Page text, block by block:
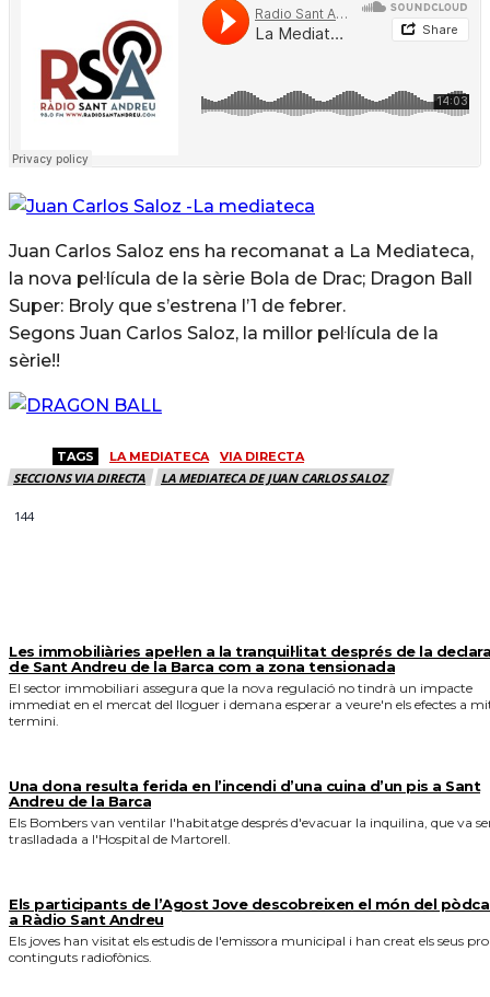
Juan Carlos Saloz ens ha recomanat a La Mediateca,
la nova pel·lícula de la sèrie Bola de Drac; Dragon Ball
Super: Broly que s’estrena l’1 de febrer.
Segons Juan Carlos Saloz, la millor pel·lícula de la
sèrie!!
TAGS LA MEDIATECA VIA DIRECTA
SECCIONS VIA DIRECTA LA MEDIATECA DE JUAN CARLOS SALOZ
144
Les immobiliàries apel·len a la tranquil·litat després de la
de Sant Andreu de la Barca com a zona tensionada
El sector immobiliari assegura que la nova regulació no tindrà un impacte
immediat en el mercat del lloguer i demana esperar a veure'n els efectes a
termini.
Una dona resulta ferida en l’incendi d’una cuina d’un pis a Sant
Andreu de la Barca
Els Bombers van ventilar l'habitatge després d'evacuar la inquilina, que va
traslladada a l'Hospital de Martorell.
Els participants de l’Agost Jove descobreixen el món del
a Ràdio Sant Andreu
Els joves han visitat els estudis de l'emissora municipal i han creat els seus
continguts radiofònics.